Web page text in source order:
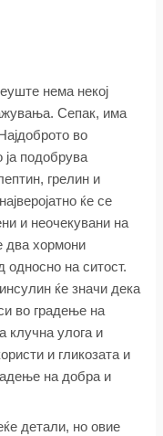
нема некој
Сепак, има
во
ја подобрува
грелин и
ќе се
и неочекувани на
два хормони
односно на ситост.
ќе значи дека
во градење на
клучна улога и
и гликозата и
на добра и
детали, но овие